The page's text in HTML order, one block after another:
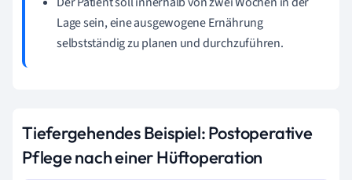
Lage sein, eine ausgewogene Ernährung
selbstständig zu planen und durchzuführen.
Tiefergehendes Beispiel: Postoperative
Pflege nach einer Hüftoperation